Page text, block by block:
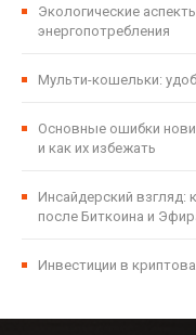
Экологические
энергопотребления
Мульти-кошельки:
Основные ошибки
и как их избежать
Инсайдерский взгляд:
после Биткоина и
Инвестиции в